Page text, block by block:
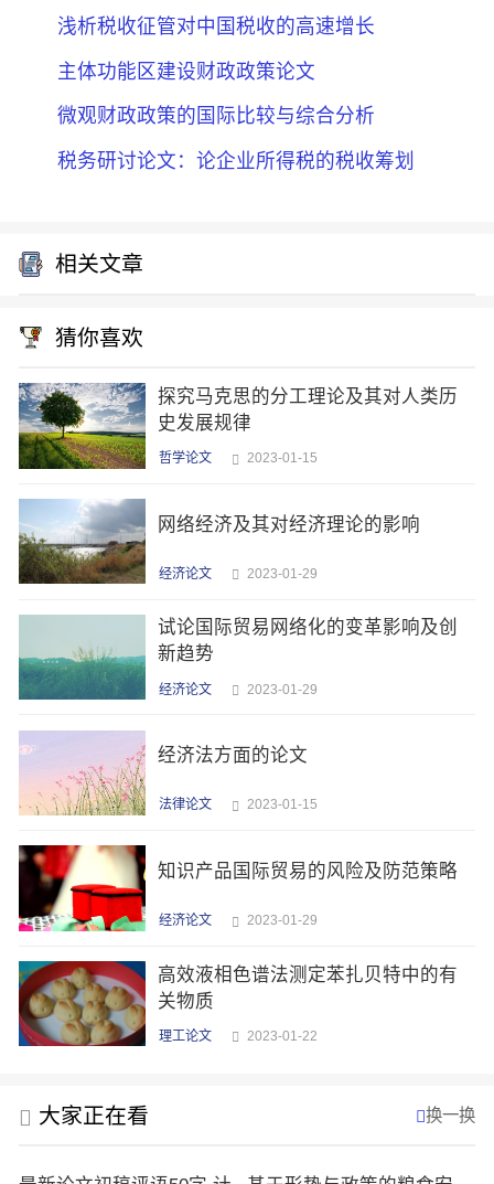
浅析税收征管对中国税收的高速增长
主体功能区建设财政政策论文
微观财政政策的国际比较与综合分析
税务研讨论文：论企业所得税的税收筹划
相关文章
猜你喜欢
探究马克思的分工理论及其对人类历
史发展规律
哲学论文 2023-01-15
网络经济及其对经济理论的影响
经济论文 2023-01-29
试论国际贸易网络化的变革影响及创
新趋势
经济论文 2023-01-29
经济法方面的论文
法律论文 2023-01-15
知识产品国际贸易的风险及防范策略
经济论文 2023-01-29
高效液相色谱法测定苯扎贝特中的有
关物质
理工论文 2023-01-22
大家正在看 换一换